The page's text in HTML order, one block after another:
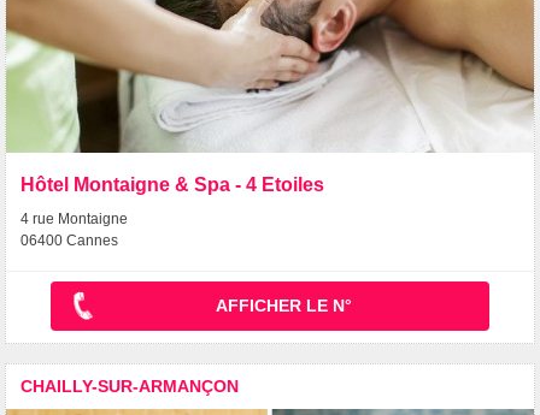
Hôtel Montaigne & Spa - 4 Etoiles
4 rue Montaigne
06400 Cannes
AFFICHER LE N°
CHAILLY-SUR-ARMANÇON